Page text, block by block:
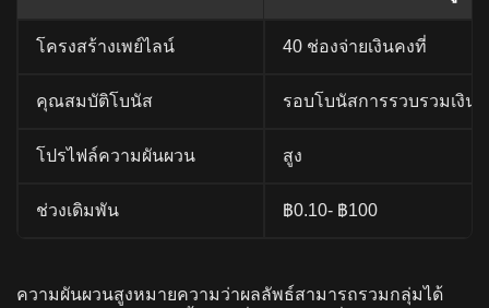
โครงสร้างเพย์ไลน์ 40 ช่องจ่ายเงินคงที่
คุณสมบัติโบนัส รอบโบนัสการรวบรวมเงิน
โปรไฟล์ความผันผวน สูง
ช่วงเดิมพัน ฿0.10- ฿100
ความผันผวนสูงหมายความว่าผลลัพธ์สามารถรวมกลุ่มได้